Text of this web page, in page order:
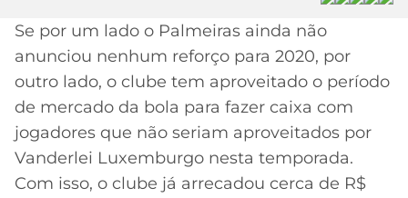
CÓDIGO
DE
INDICAÇÃO
BET365
CÓDIGO
BETANO
CORINTHIANS
SÃO
PAULO
SANTOS
A
LIBERTADORES
COPA
DO
BRASIL
MERCADO
DA
PALPITES
Se por um lado o Palmeiras ainda não
anunciou nenhum reforço para 2020, por
outro lado, o clube tem aproveitado o período
de mercado da bola para fazer caixa com
jogadores que não seriam aproveitados por
Vanderlei Luxemburgo nesta temporada.
Com isso, o clube já arrecadou cerca de R$